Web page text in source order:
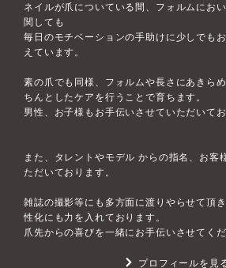
ネイルが爪についている間、フォルムにお
関しても
毎日のモチベーションの手助けに少しでも
えています。
素の爪でも同様、フォルムや長さにあきら
ちんとしたケアを行うことで育ちます。
男性、お子様もお手伝いさせていただいてお
また、タレントやモデル からの指名、お客
ただいております。
雑誌の撮影等にも多方面に渡りやらせて頂
性化にも力を入れております。
爪先からの喜びを一緒にお手伝いさせてく
プロフィールを見